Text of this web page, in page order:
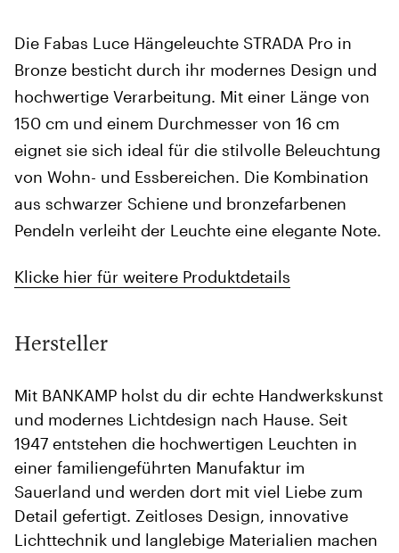
Die Fabas Luce Hängeleuchte STRADA Pro in
Bronze besticht durch ihr modernes Design und
hochwertige Verarbeitung. Mit einer Länge von
150 cm und einem Durchmesser von 16 cm
eignet sie sich ideal für die stilvolle Beleuchtung
von Wohn- und Essbereichen. Die Kombination
aus schwarzer Schiene und bronzefarbenen
Pendeln verleiht der Leuchte eine elegante Note.
Klicke hier für weitere Produktdetails
Hersteller
Mit BANKAMP holst du dir echte Handwerkskunst
und modernes Lichtdesign nach Hause. Seit
1947 entstehen die hochwertigen Leuchten in
einer familiengeführten Manufaktur im
Sauerland und werden dort mit viel Liebe zum
Detail gefertigt. Zeitloses Design, innovative
Lichttechnik und langlebige Materialien machen